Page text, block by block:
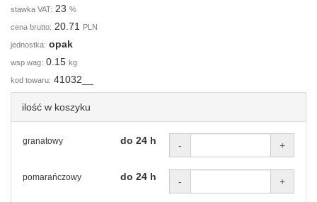
stawka VAT: 23 %
cena brutto: 20.71 PLN
jednostka: opak
wsp wag: 0.15 kg
kod towaru: 41032__
ilość w koszyku
granatowy do 24 h - +
pomarańczowy do 24 h - +